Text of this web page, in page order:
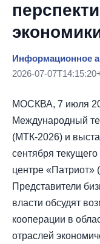
Информационное
2026-07-
МОСКВА, 7 июля
Международный
(МТК-2026) и
сентября
центре «Патриот»
Представители
власти обсудят
кооперации в
отраслей